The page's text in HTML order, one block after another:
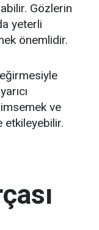
Gözlerin
yeterli
önemlidir.
ve
etkileyebilir.